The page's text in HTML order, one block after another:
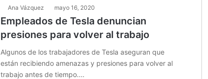
Ana Vázquez mayo 16, 2020
Empleados de Tesla denuncian
presiones para volver al trabajo
Algunos de los trabajadores de Tesla aseguran que
están recibiendo amenazas y presiones para volver al
trabajo antes de tiempo.…